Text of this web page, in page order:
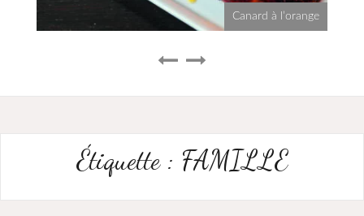
Canard à l’orange
Étiquette : FAMILLE